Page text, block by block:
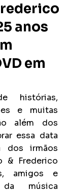
anos
em
histórias,
e muitas
além dos
essa data
dos irmãos
& Frederico
amigos e
música